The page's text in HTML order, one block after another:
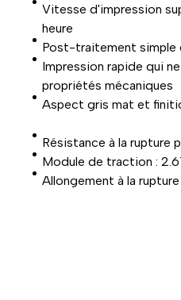
Vitesse d'impression
heure
Post-traitement simple
Impression rapide qui
propriétés mécaniques
Aspect gris mat et
Résistance à la rupture
Module de traction :
Allongement à la rupture :